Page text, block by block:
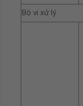
Bộ vi xử lý